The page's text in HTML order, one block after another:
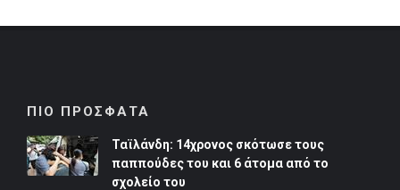
ΠΙΟ ΠΡΟΣΦΑΤΑ
Ταϊλάνδη: 14χρονος σκότωσε τους
παππούδες του και 6 άτομα από το
σχολείο του